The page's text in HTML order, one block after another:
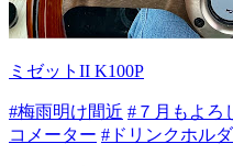
ミゼットII K100P
#梅雨明け間近 #７月もよろ
コメーター #ドリンクホル